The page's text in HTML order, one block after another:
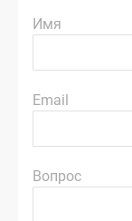
Имя
Email
Вопрос